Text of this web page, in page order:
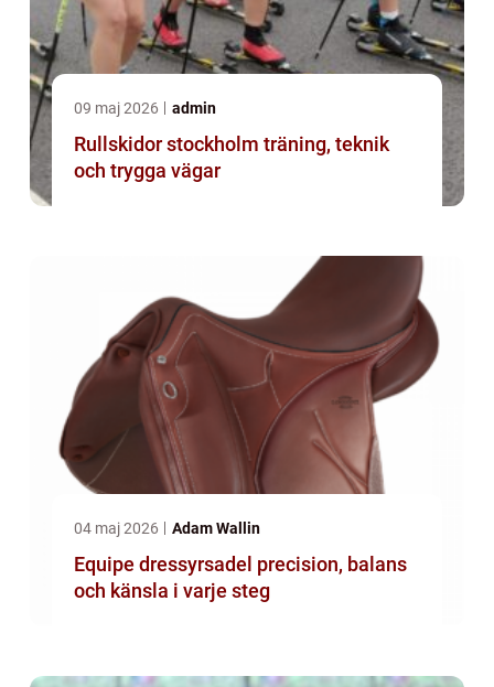
09 maj 2026 admin
Rullskidor stockholm träning, teknik
och trygga vägar
04 maj 2026 Adam Wallin
Equipe dressyrsadel precision, balans
och känsla i varje steg